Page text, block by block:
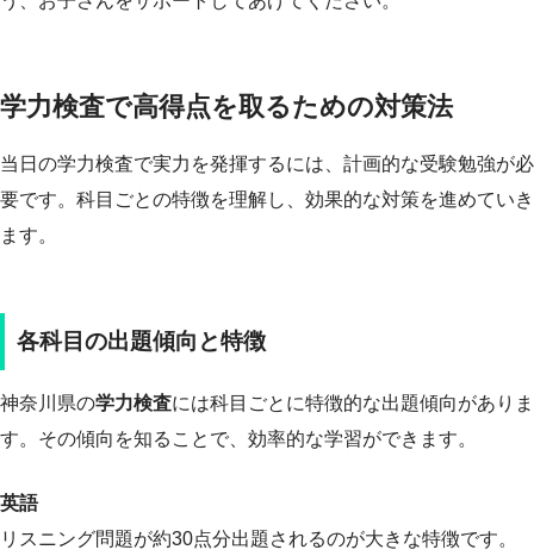
学力検査で高得点を取るための対策法
当日の学力検査で実力を発揮するには、計画的な受験勉強が必
要です。科目ごとの特徴を理解し、効果的な対策を進めていき
ます。
各科目の出題傾向と特徴
神奈川県の学力検査には科目ごとに特徴的な出題傾向がありま
す。その傾向を知ることで、効率的な学習ができます。
英語
リスニング問題が約30点分出題されるのが大きな特徴です。